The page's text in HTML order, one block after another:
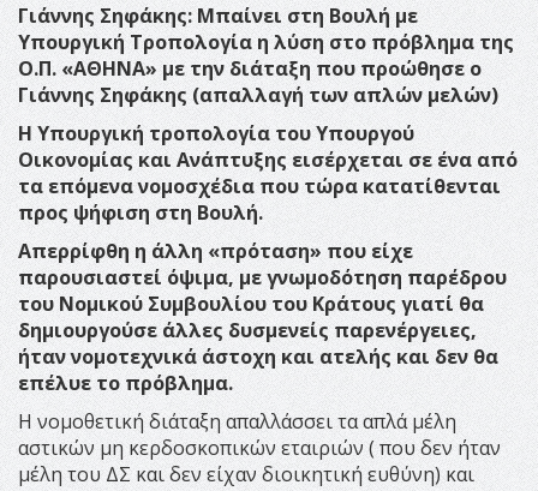
Γιάννης Σηφάκης: Μπαίνει στη Βουλή με
Υπουργική Τροπολογία η λύση στο πρόβλημα της
Ο.Π. «ΑΘΗΝΑ» με την διάταξη που προώθησε ο
Γιάννης Σηφάκης (απαλλαγή των απλών μελών)
Η Υπουργική τροπολογία του Υπουργού
Οικονομίας και Ανάπτυξης εισέρχεται σε ένα από
τα επόμενα νομοσχέδια που τώρα κατατίθενται
προς ψήφιση στη Βουλή.
Απερρίφθη η άλλη «πρόταση» που είχε
παρουσιαστεί όψιμα, με γνωμοδότηση παρέδρου
του Νομικού Συμβουλίου του Κράτους γιατί θα
δημιουργούσε άλλες δυσμενείς παρενέργειες,
ήταν νομοτεχνικά άστοχη και ατελής και δεν θα
επέλυε το πρόβλημα.
Η νομοθετική διάταξη απαλλάσσει τα απλά μέλη
αστικών μη κερδοσκοπικών εταιριών ( που δεν ήταν
μέλη του ΔΣ και δεν είχαν διοικητική ευθύνη) και